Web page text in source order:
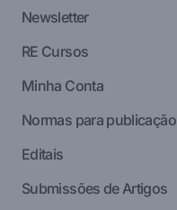
Newsletter
RE Cursos
Minha Conta
Normas para publicação
Editais
Submissões de Artigos